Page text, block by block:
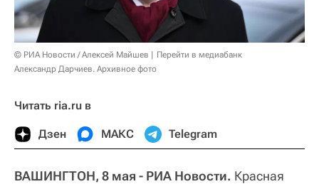
© РИА Новости / Алексей Майшев
Перейти в медиабанк
Александр Дарчиев. Архивное фото
Читать ria.ru в
Дзен МАКС Telegram
ВАШИНГТОН, 8 мая - РИА Новости. Красная